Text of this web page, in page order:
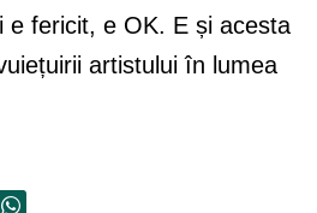
e fericit, e OK. E și acesta
artistului în lumea